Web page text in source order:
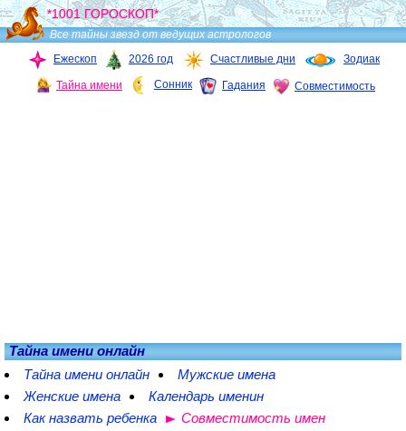
*1001 ГОРОСКОП*
Все тайны звезд от ведущих астрологов
Ежескоп
2026 год Счастливые дни Зодиак
Тайна имени Сонник Гадания Совместимость
Тайна имени онлайн
Тайна имени онлайн
Мужские имена
Женские имена
Календарь именин
Как назвать ребенка
Совместимость имен